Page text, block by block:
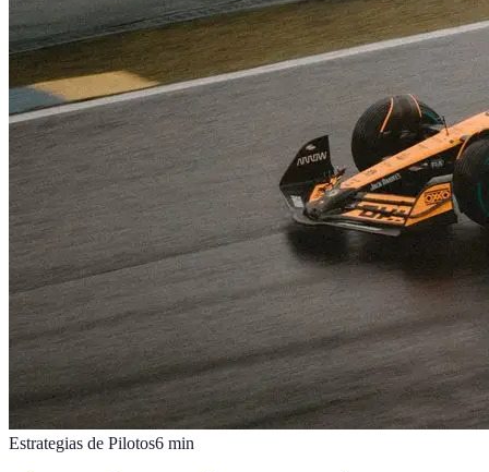
Estrategias de Pilotos6 min